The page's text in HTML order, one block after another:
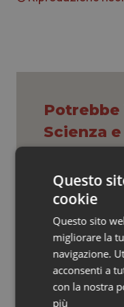
Oncologia &
Psoriasi & pelle
Quotidiano
Quotidiano
Quotidiano
Quotidiano
Rene &
Scienza
Ebola
Quasi
West
Questo
cookie
Questo sito
migliorare la
navigazione.
acconsenti a
con la nostra
più